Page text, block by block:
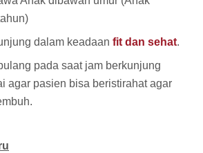
dalam keadaan fit dan sehat.
pada saat jam berkunjung
agar pasien bisa beristirahat agar